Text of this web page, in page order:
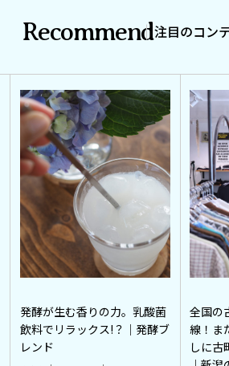
Recommend注目のコン
発酵が生む香りの力。乳酸菌
飲料でリラックス!？｜発酵ブ
レンド
全国の
線！ま
しに古